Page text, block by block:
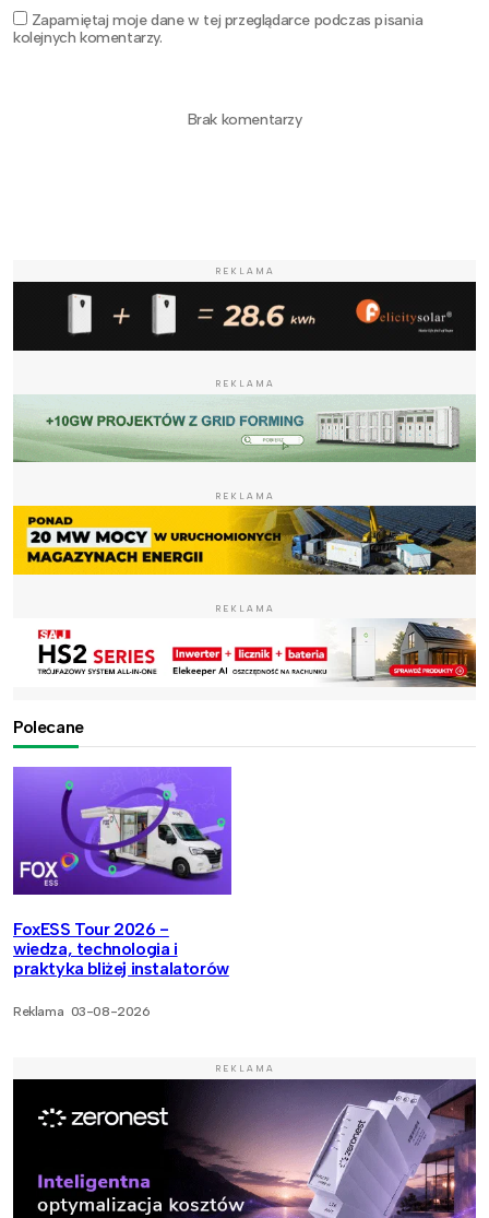
Zapamiętaj moje dane w tej przeglądarce podczas pisania
kolejnych komentarzy.
Brak komentarzy
REKLAMA
REKLAMA
REKLAMA
REKLAMA
Polecane
FoxESS Tour 2026 -
wiedza, technologia i
praktyka bliżej instalatorów
Reklama 03-08-2026
REKLAMA